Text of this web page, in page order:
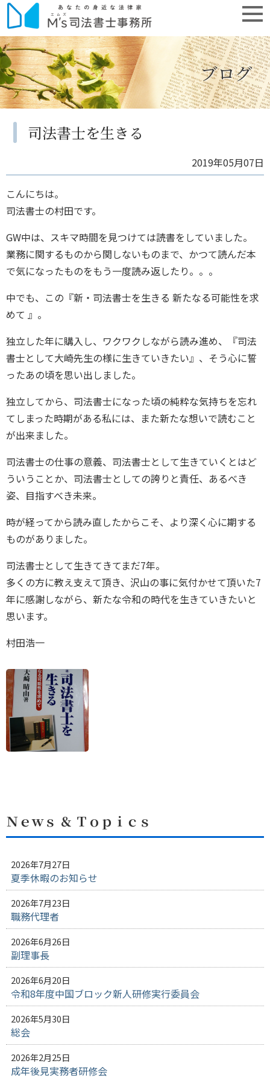
ブログ
司法書士を生きる
2019年05月07日
こんにちは。
司法書士の村田です。
GW中は、スキマ時間を見つけては読書をしていました。
業務に関するものから関しないものまで、かつて読んだ本
で気になったものをもう一度読み返したり。。。
中でも、この『新・司法書士を生きる 新たなる可能性を求
めて 』。
独立した年に購入し、ワクワクしながら読み進め、『司法
書士として大崎先生の様に生きていきたい』、そう心に誓
ったあの頃を思い出しました。
独立してから、司法書士になった頃の純粋な気持ちを忘れ
てしまった時期がある私には、また新たな想いで読むこと
が出来ました。
司法書士の仕事の意義、司法書士として生きていくとはど
ういうことか、司法書士としての誇りと責任、あるべき
姿、目指すべき未来。
時が経ってから読み直したからこそ、より深く心に期する
ものがありました。
司法書士として生きてきてまだ7年。
多くの方に教え支えて頂き、沢山の事に気付かせて頂いた7
年に感謝しながら、新たな令和の時代を生きていきたいと
思います。
村田浩一
Ｎｅｗｓ ＆ Ｔｏｐｉｃｓ
2026年7月27日
夏季休暇のお知らせ
2026年7月23日
職務代理者
2026年6月26日
副理事長
2026年6月20日
令和8年度中国ブロック新人研修実行委員会
2026年5月30日
総会
2026年2月25日
成年後見実務者研修会